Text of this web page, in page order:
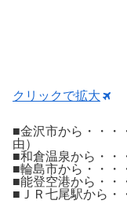
クリックで拡大
■金沢市から・・・
由）
■和倉温泉から・・
■輪島市から・・・
■能登空港から・・
■ＪＲ七尾駅から・